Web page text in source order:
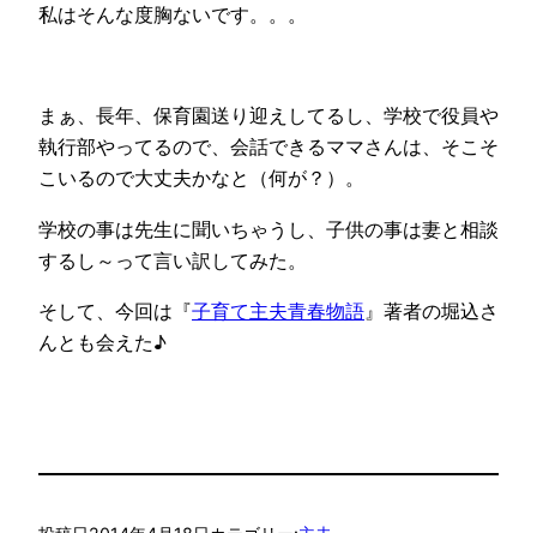
私はそんな度胸ないです。。。
まぁ、長年、保育園送り迎えしてるし、学校で役員や
執行部やってるので、会話できるママさんは、そこそ
こいるので大丈夫かなと（何が？）。
学校の事は先生に聞いちゃうし、子供の事は妻と相談
するし～って言い訳してみた。
そして、今回は『子育て主夫青春物語 』著者の堀込さ
んとも会えた♪